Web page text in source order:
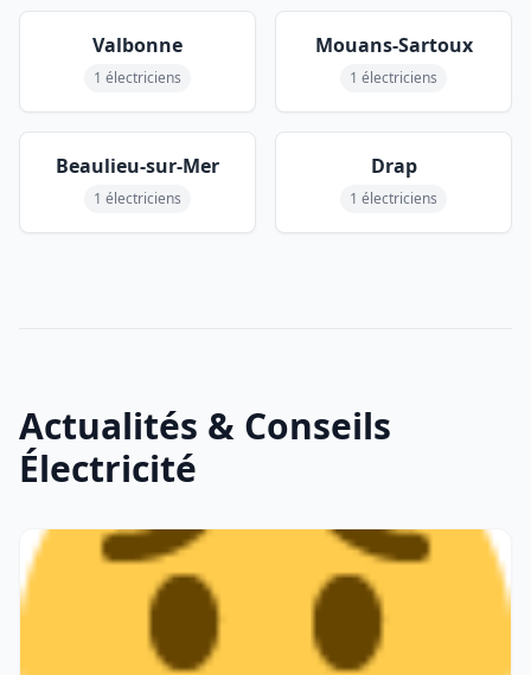
Valbonne
1 électriciens
Mouans-Sartoux
1 électriciens
Beaulieu-sur-Mer
1 électriciens
Drap
1 électriciens
Actualités & Conseils
Électricité